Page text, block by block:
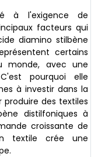
à l'exigence de
facteurs qui
diamino stilbène
certains
monde, avec une
pourquoi elle
à investir dans la
des textiles
distilfoniques à
croissante de
textile crée une